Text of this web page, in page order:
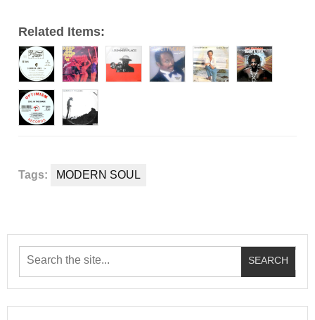
Related Items:
Tags: MODERN SOUL